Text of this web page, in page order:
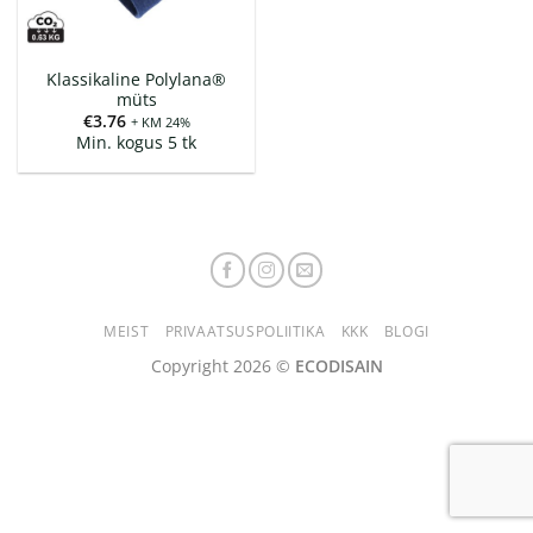
Klassikaline Polylana®
müts
€3.76 + KM 24%
Min. kogus 5 tk
MEIST PRIVAATSUSPOLIITIKA KKK BLOGI
Copyright 2026 © ECODISAIN